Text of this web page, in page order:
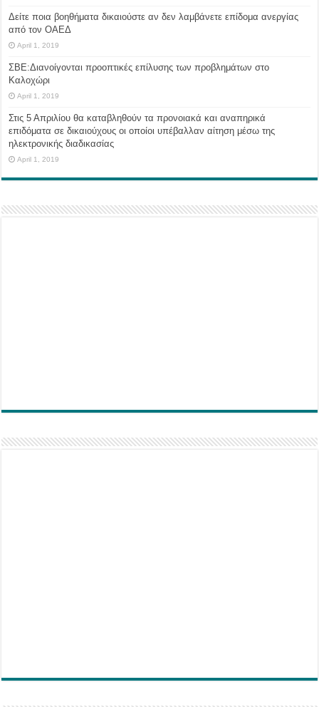
Δείτε ποια βοηθήματα δικαιούστε αν δεν λαμβάνετε επίδομα ανεργίας
από τον ΟΑΕΔ
April 1, 2019
ΣΒΕ:Διανοίγονται προοπτικές επίλυσης των προβλημάτων στο
Καλοχώρι
April 1, 2019
Στις 5 Απριλίου θα καταβληθούν τα προνοιακά και αναπηρικά
επιδόματα σε δικαιούχους οι οποίοι υπέβαλλαν αίτηση μέσω της
ηλεκτρονικής διαδικασίας
April 1, 2019